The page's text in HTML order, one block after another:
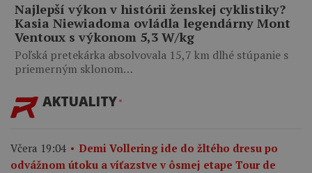
Najlepší výkon v histórii ženskej cyklistiky?
Kasia Niewiadoma ovládla legendárny Mont
Ventoux s výkonom 5,3 W/kg
Poľská pretekárka absolvovala 15,7 km dlhé stúpanie s
priemerným sklonom…
AKTUALITY
Včera 19:04
Demi Vollering ide do žltého dresu po
odvážnom útoku a víťazstve v ôsmej etape Tour de